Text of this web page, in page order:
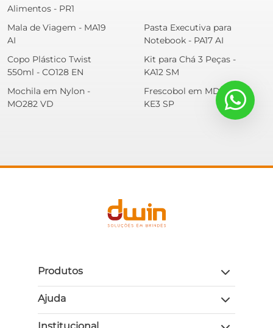
Alimentos - PR1
Mala de Viagem - MA19
AI
Copo Plástico Twist
550ml - CO128 EN
Mochila em Nylon -
MO282 VD
Pasta Executiva para
Notebook - PA17 AI
Kit para Chá 3 Peças -
KA12 SM
Frescobol em MDF -
KE3 SP
Produtos
Ajuda